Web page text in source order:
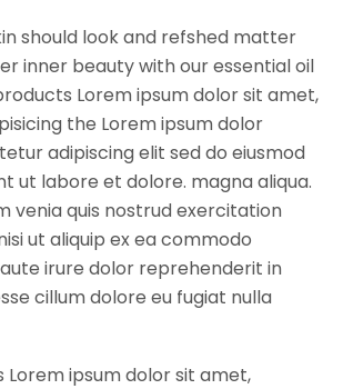
should look and refshed matter
inner beauty with our essential oil
Lorem ipsum dolor sit amet,
the Lorem ipsum dolor
adipiscing elit sed do eiusmod
ut labore et dolore. magna aliqua.
venia quis nostrud exercitation
ut aliquip ex ea commodo
irure dolor reprehenderit in
cillum dolore eu fugiat nulla
Lorem ipsum dolor sit amet,